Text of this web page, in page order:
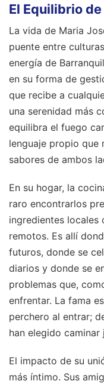
El Equilibrio
La vida de Maria
puente entre
energía de
en su forma de
que recibe a
una serenidad más
equilibra el fuego
lenguaje propio que
sabores de ambos
En su hogar, la
raro encontrarlos
ingredientes locales
remotos. Es allí
futuros, donde se
diarios y donde se
problemas que,
enfrentar. La fama
perchero al entrar;
han elegido caminar
El impacto de su
más íntimo. Sus